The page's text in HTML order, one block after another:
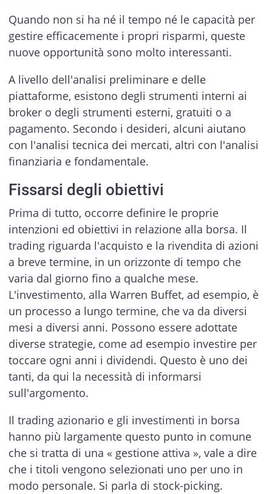
Quando non si ha né il tempo né le capacità per
gestire efficacemente i propri risparmi, queste
nuove opportunità sono molto interessanti.
A livello dell'analisi preliminare e delle
piattaforme, esistono degli strumenti interni ai
broker o degli strumenti esterni, gratuiti o a
pagamento. Secondo i desideri, alcuni aiutano
con l'analisi tecnica dei mercati, altri con l'analisi
finanziaria e fondamentale.
Fissarsi degli obiettivi
Prima di tutto, occorre definire le proprie
intenzioni ed obiettivi in relazione alla borsa. Il
trading riguarda l'acquisto e la rivendita di azioni
a breve termine, in un orizzonte di tempo che
varia dal giorno fino a qualche mese.
L'investimento, alla Warren Buffet, ad esempio, è
un processo a lungo termine, che va da diversi
mesi a diversi anni. Possono essere adottate
diverse strategie, come ad esempio investire per
toccare ogni anni i dividendi. Questo è uno dei
tanti, da qui la necessità di informarsi
sull'argomento.
Il trading azionario e gli investimenti in borsa
hanno più largamente questo punto in comune
che si tratta di una « gestione attiva », vale a dire
che i titoli vengono selezionati uno per uno in
modo personale. Si parla di stock-picking.